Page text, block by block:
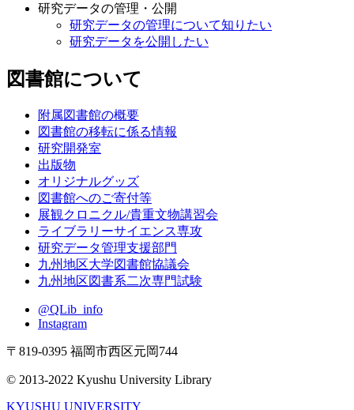
研究データの管理・公開
研究データの管理について知りたい
研究データを公開したい
図書館について
附属図書館の概要
図書館の移転に係る情報
研究開発室
出版物
オリジナルグッズ
図書館へのご寄付等
展観クロニクル/貴重文物講習会
ライブラリーサイエンス専攻
研究データ管理支援部門
九州地区大学図書館協議会
九州地区図書系二次専門試験
@QLib_info
Instagram
〒819-0395 福岡市西区元岡744
© 2013-2022 Kyushu University Library
KYUSHU UNIVERSITY